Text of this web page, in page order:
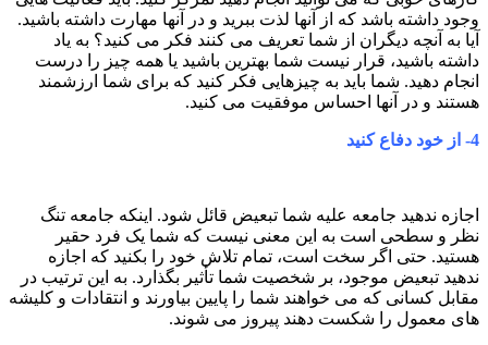
وجود داشته باشد که از آنها لذت ببرید و در آنها مهارت داشته باشید.
آیا به آنچه دیگران از شما تعریف می کنند فکر می کنید؟ به یاد
داشته باشید، قرار نیست شما بهترین باشید یا همه چیز را درست
انجام دهید. شما باید به چیزهایی فکر کنید که برای شما ارزشمند
هستند و در آنها احساس موفقیت می کنید.
4- از خود دفاع کنید
اجازه ندهید جامعه علیه شما تبعیض قائل شود. اینکه جامعه تنگ
نظر و سطحی است به این معنی نیست که شما یک فرد حقیر
هستید. حتی اگر سخت است، تمام تلاش خود را بکنید که اجازه
ندهید تبعیض موجود، بر شخصیت شما تأثیر بگذارد. به این ترتیب در
مقابل کسانی که می خواهند شما را پایین بیاورند و انتقادات و کلیشه
های معمول را شکست دهند پیروز می شوند.